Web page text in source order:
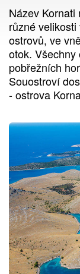
Název
různé
ostrovů, ve
otok.
pobřežních
Souostroví
- ostrova